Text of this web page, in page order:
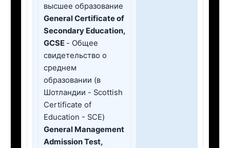
высшее образование
General Certificate of
Secondary Education,
GCSE - Общее
свидетельство о
среднем
образовании (в
Шотландии - Scottish
Certificate of
Education - SCE)
General Management
Admission Test,